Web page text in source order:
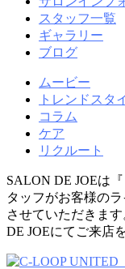
スタッフ一覧
ギャラリー
ブログ
ムービー
トレンドスタ
コラム
ケア
リクルート
SALON DE JOEは
タッフがお客様の
させていただきま
DE JOEにてご来店